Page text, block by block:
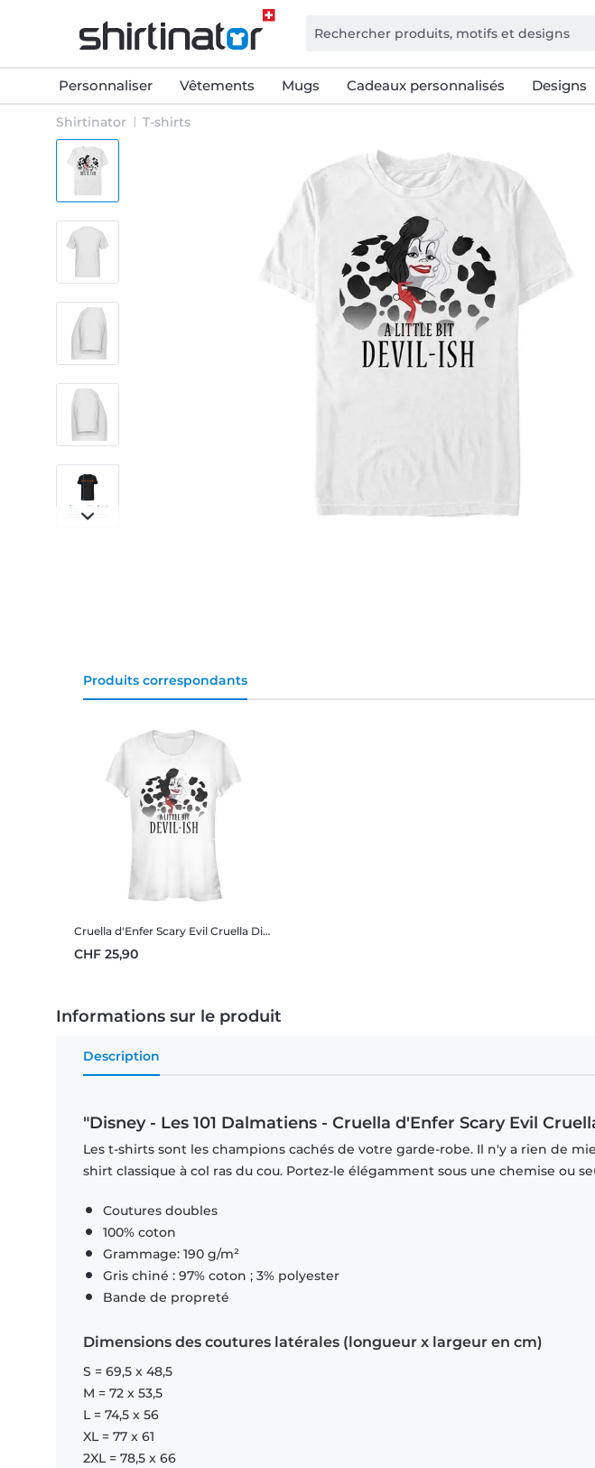
Personnaliser Vêtements Mugs Cadeaux personnalisés Designs
Shirtinator T-shirts
Produits correspondants
Cruella d'Enfer Scary Evil Cruella Disney - Les 101 Dalmatiens - Cruella d'Enfer Scary Evil Cruella - Femme T-shirt
CHF 25,90
Informations sur le produit
Description
"Disney - Les 101 Dalmatiens - Cruella d'Enfer Scary Evil
Les t-shirts sont les champions cachés de votre garde-robe. Il n'y a rien de
shirt classique à col ras du cou. Portez-le élégamment sous une chemise ou
Coutures doubles
100% coton
Grammage: 190 g/m²
Gris chiné : 97% coton ; 3% polyester
Bande de propreté
Dimensions des coutures latérales (longueur x largeur en cm)
S = 69,5 x 48,5
M = 72 x 53,5
L = 74,5 x 56
XL = 77 x 61
2XL = 78,5 x 66